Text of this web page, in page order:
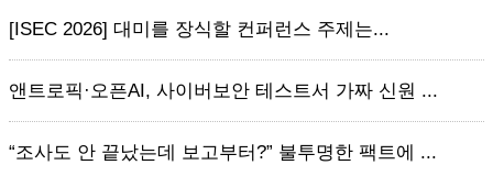
[ISEC 2026] 대미를 장식할 컨퍼런스 주제는...
앤트로픽·오픈AI, 사이버보안 테스트서 가짜 신원 ...
“조사도 안 끝났는데 보고부터?” 불투명한 팩트에 ...